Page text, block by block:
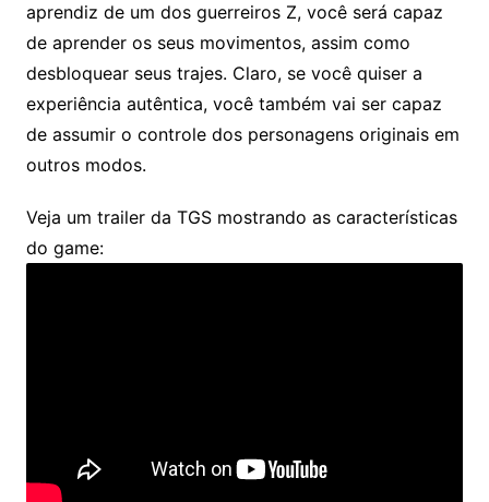
aprendiz de um dos guerreiros Z, você será capaz
de aprender os seus movimentos, assim como
desbloquear seus trajes. Claro, se você quiser a
experiência autêntica, você também vai ser capaz
de assumir o controle dos personagens originais em
outros modos.
Veja um trailer da TGS mostrando as características
do game: